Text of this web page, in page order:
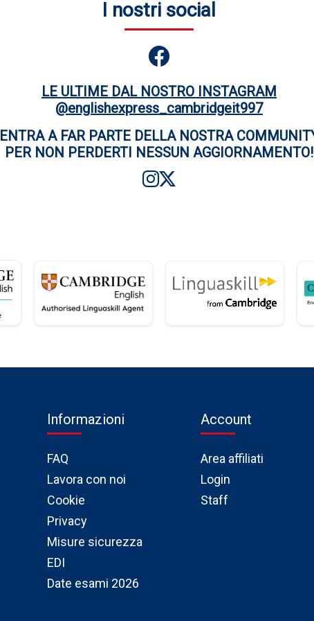
I nostri social
LE ULTIME DAL NOSTRO INSTAGRAM
@englishexpress_cambridgeit997
ENTRA A FAR PARTE DELLA NOSTRA
PER NON PERDERTI NESSUN AGGIORNAMENTO!
Informazioni
FAQ
Lavora con noi
Cookie
Privacy
Misure sicurezza
EDI
Date esami 2026
Account
Area affiliati
Login
Staff